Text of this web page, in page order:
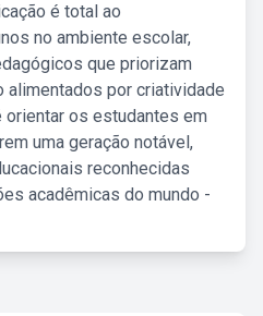
é total ao
no ambiente escolar,
que priorizam
alimentados por criatividade
orientar os estudantes em
uma geração notável,
reconhecidas
acadêmicas do mundo -